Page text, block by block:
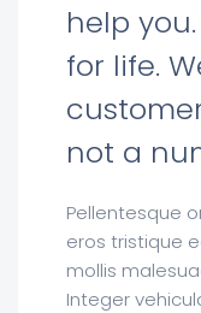
help
for life.
not a
Pellentesque
eros tristique
mollis
Integer